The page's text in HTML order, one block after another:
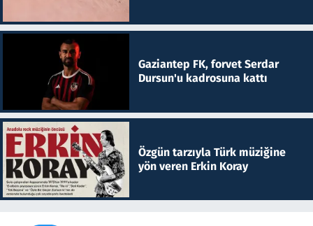
Gaziantep FK, forvet Serdar
Dursun'u kadrosuna kattı
Özgün tarzıyla Türk müziğine
yön veren Erkin Koray